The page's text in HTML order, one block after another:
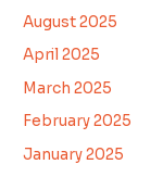
August 2025
April 2025
March 2025
February 2025
January 2025